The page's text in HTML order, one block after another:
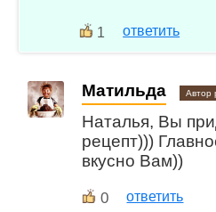
1 ответить
Матильда Автор
Наталья, Вы
рецепт)))
вкусно Вам))
0 ответить